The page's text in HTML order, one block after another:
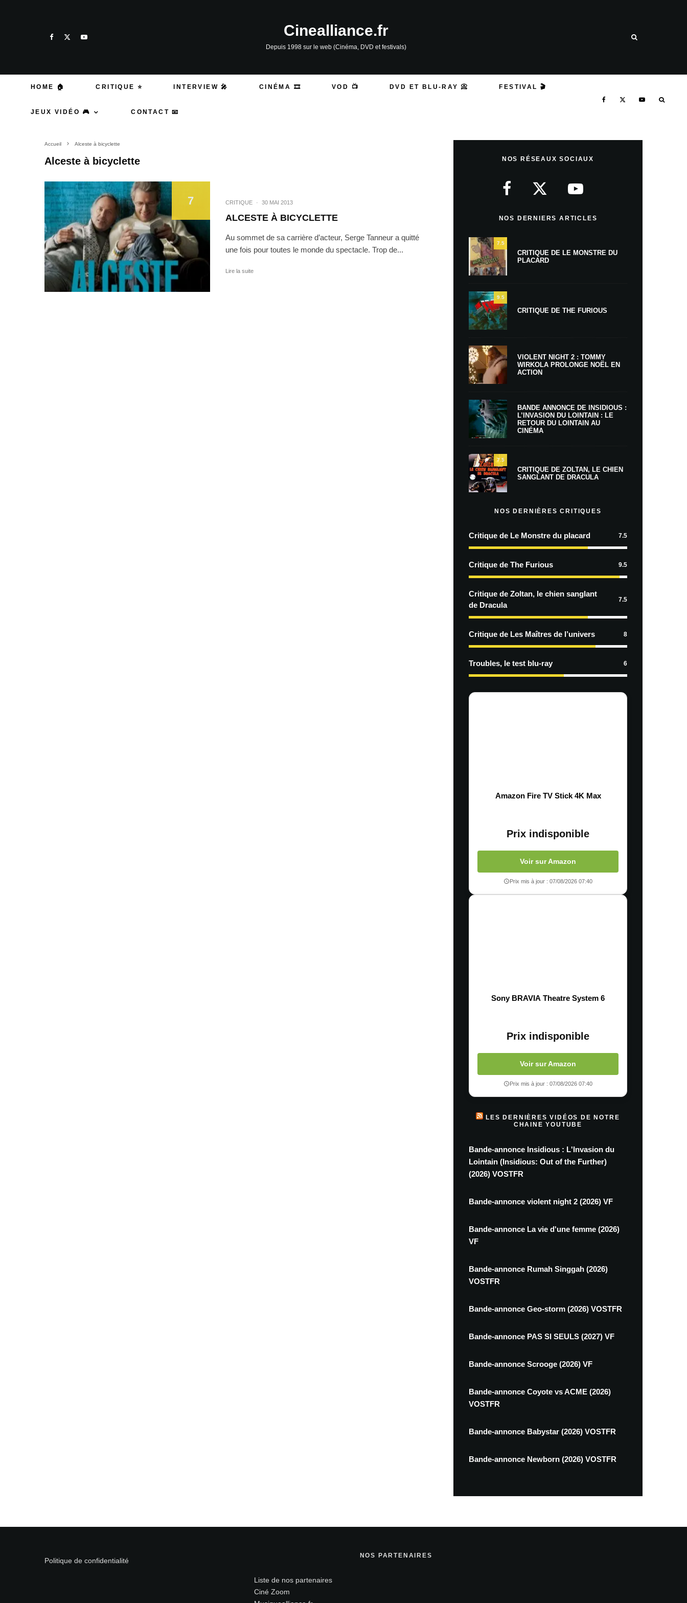
Cinealliance.fr
Depuis 1998 sur le web (Cinéma, DVD et festivals)
HOME 🏠 CRITIQUE ⭐ INTERVIEW 🎤 CINÉMA 🎞️ VOD 📺 DVD ET BLU-RAY 📀 FESTIVAL 🎬
JEUX VIDÉO 🎮 CONTACT 📧
Accueil Alceste à bicyclette
Alceste à bicyclette
7 CRITIQUE · 30 MAI 2013
ALCESTE À BICYCLETTE
Au sommet de sa carrière d’acteur, Serge Tanneur a quitté
une fois pour toutes le monde du spectacle. Trop de...
Lire la suite
NOS RÉSEAUX SOCIAUX
NOS DERNIERS ARTICLES
7.5
CRITIQUE DE LE MONSTRE DU
PLACARD
9.5
CRITIQUE DE THE FURIOUS
VIOLENT NIGHT 2 : TOMMY
WIRKOLA PROLONGE NOËL EN
ACTION
BANDE ANNONCE DE INSIDIOUS :
L’INVASION DU LOINTAIN : LE
RETOUR DU LOINTAIN AU
CINÉMA
7.5
CRITIQUE DE ZOLTAN, LE CHIEN
SANGLANT DE DRACULA
NOS DERNIÈRES CRITIQUES
Critique de Le Monstre du placard 7.5
Critique de The Furious 9.5
Critique de Zoltan, le chien sanglant
de Dracula
7.5
Critique de Les Maîtres de l’univers 8
Troubles, le test blu-ray 6
Amazon Fire TV Stick 4K Max
Prix indisponible
Voir sur Amazon
Prix mis à jour : 07/08/2026 07:40
Sony BRAVIA Theatre System 6
Prix indisponible
Voir sur Amazon
Prix mis à jour : 07/08/2026 07:40
LES DERNIÈRES VIDÉOS DE NOTRE
CHAINE YOUTUBE
Bande-annonce Insidious : L'Invasion du
Lointain (Insidious: Out of the Further)
(2026) VOSTFR
Bande-annonce violent night 2 (2026) VF
Bande-annonce La vie d'une femme (2026)
VF
Bande-annonce Rumah Singgah (2026)
VOSTFR
Bande-annonce Geo-storm (2026) VOSTFR
Bande-annonce PAS SI SEULS (2027) VF
Bande-annonce Scrooge (2026) VF
Bande-annonce Coyote vs ACME (2026)
VOSTFR
Bande-annonce Babystar (2026) VOSTFR
Bande-annonce Newborn (2026) VOSTFR
Politique de confidentialité
NOS PARTENAIRES
Liste de nos partenaires
Ciné Zoom